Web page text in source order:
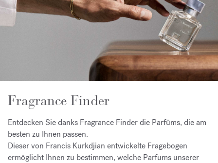
Fragrance Finder
Entdecken Sie danks Fragrance Finder die Parfüms, die am
besten zu Ihnen passen.
Dieser von Francis Kurkdjian entwickelte Fragebogen
ermöglicht Ihnen zu bestimmen, welche Parfums unserer